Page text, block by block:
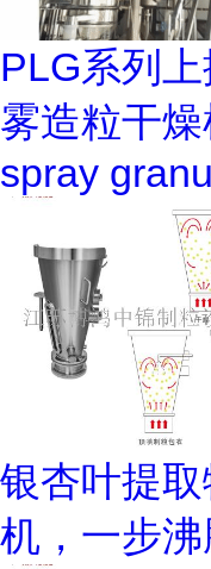
PLG系列
雾造粒干
spray
银杏叶提
机，一步